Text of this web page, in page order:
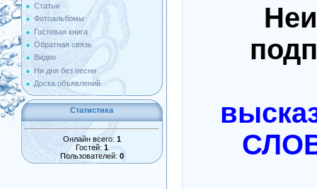
Статьи
Фотоальбомы
Гостевая книга
Обратная связь
Видео
Ни дня без песни
Доска объявлений
Статистика
Онлайн всего: 1
Гостей: 1
Пользователей: 0